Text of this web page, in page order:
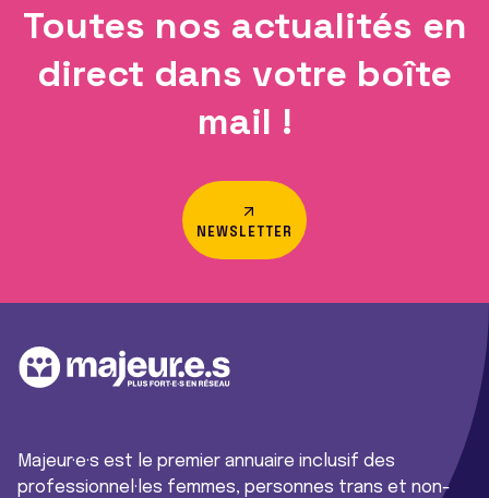
Toutes nos actualités en
direct dans votre boîte
mail !
NEWSLETTER
Majeur·e·s est le premier annuaire inclusif des
professionnel·les femmes, personnes trans et non-